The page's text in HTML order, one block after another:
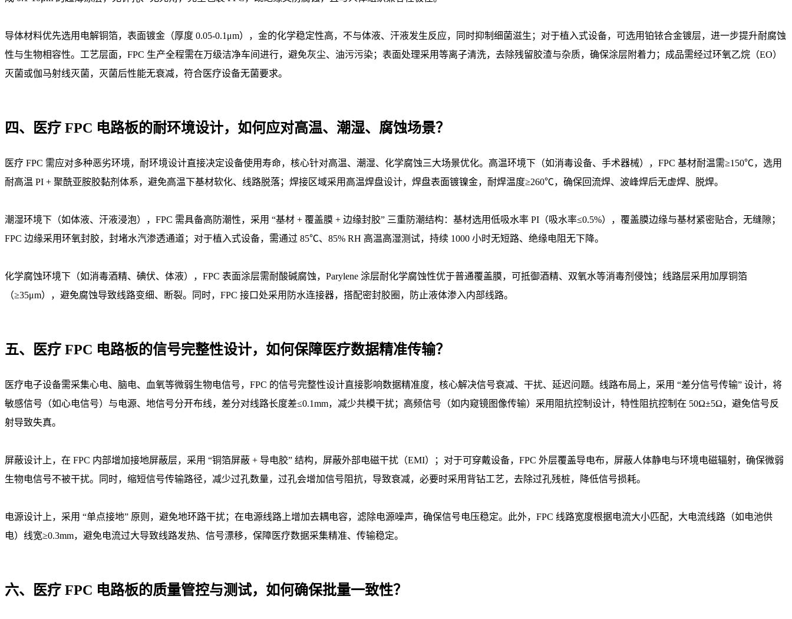
导体材料优先选用电解铜箔，表面镀金（厚度 0.05-0.1μm），金的化学稳定性高，不与体液、汗液发生反应，同时抑制细菌滋生；对于植入式设备，可选用铂铱合金镀层，进一步提升耐腐蚀
性与生物相容性。工艺层面，FPC 生产全程需在万级洁净车间进行，避免灰尘、油污污染；表面处理采用等离子清洗，去除残留胶渣与杂质，确保涂层附着力；成品需经过环氧乙烷（EO）
灭菌或伽马射线灭菌，灭菌后性能无衰减，符合医疗设备无菌要求。
四、医疗 FPC 电路板的耐环境设计，如何应对高温、潮湿、腐蚀场景？
医疗 FPC 需应对多种恶劣环境，耐环境设计直接决定设备使用寿命，核心针对高温、潮湿、化学腐蚀三大场景优化。高温环境下（如消毒设备、手术器械），FPC 基材耐温需≥150℃，选用
耐高温 PI + 聚酰亚胺胶黏剂体系，避免高温下基材软化、线路脱落；焊接区域采用高温焊盘设计，焊盘表面镀镍金，耐焊温度≥260℃，确保回流焊、波峰焊后无虚焊、脱焊。
潮湿环境下（如体液、汗液浸泡），FPC 需具备高防潮性，采用 “基材 + 覆盖膜 + 边缘封胶” 三重防潮结构：基材选用低吸水率 PI（吸水率≤0.5%），覆盖膜边缘与基材紧密贴合，无缝隙；
FPC 边缘采用环氧封胶，封堵水汽渗透通道；对于植入式设备，需通过 85℃、85% RH 高温高湿测试，持续 1000 小时无短路、绝缘电阻无下降。
化学腐蚀环境下（如消毒酒精、碘伏、体液），FPC 表面涂层需耐酸碱腐蚀，Parylene 涂层耐化学腐蚀性优于普通覆盖膜，可抵御酒精、双氧水等消毒剂侵蚀；线路层采用加厚铜箔
（≥35μm），避免腐蚀导致线路变细、断裂。同时，FPC 接口处采用防水连接器，搭配密封胶圈，防止液体渗入内部线路。
五、医疗 FPC 电路板的信号完整性设计，如何保障医疗数据精准传输？
医疗电子设备需采集心电、脑电、血氧等微弱生物电信号，FPC 的信号完整性设计直接影响数据精准度，核心解决信号衰减、干扰、延迟问题。线路布局上，采用 “差分信号传输” 设计，将
敏感信号（如心电信号）与电源、地信号分开布线，差分对线路长度差≤0.1mm，减少共模干扰；高频信号（如内窥镜图像传输）采用阻抗控制设计，特性阻抗控制在 50Ω±5Ω，避免信号反
射导致失真。
屏蔽设计上，在 FPC 内部增加接地屏蔽层，采用 “铜箔屏蔽 + 导电胶” 结构，屏蔽外部电磁干扰（EMI）；对于可穿戴设备，FPC 外层覆盖导电布，屏蔽人体静电与环境电磁辐射，确保微弱
生物电信号不被干扰。同时，缩短信号传输路径，减少过孔数量，过孔会增加信号阻抗，导致衰减，必要时采用背钻工艺，去除过孔残桩，降低信号损耗。
电源设计上，采用 “单点接地” 原则，避免地环路干扰；在电源线路上增加去耦电容，滤除电源噪声，确保信号电压稳定。此外，FPC 线路宽度根据电流大小匹配，大电流线路（如电池供
电）线宽≥0.3mm，避免电流过大导致线路发热、信号漂移，保障医疗数据采集精准、传输稳定。
六、医疗 FPC 电路板的质量管控与测试，如何确保批量一致性？